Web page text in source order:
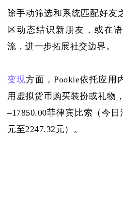
除手动筛选和系统匹配好友
区动态结识新朋友，或在
流，进一步拓展社交边界。
变现方面， Pookie依托应用
用虚拟货币购买装扮或礼物
–17850.00菲律宾比索（今
元至2247.32元）。